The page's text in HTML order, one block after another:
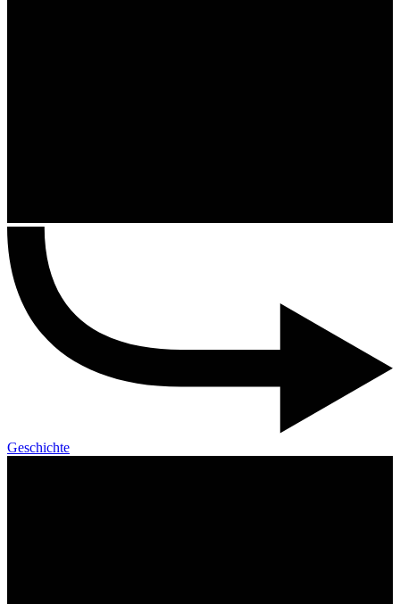
Geschichte